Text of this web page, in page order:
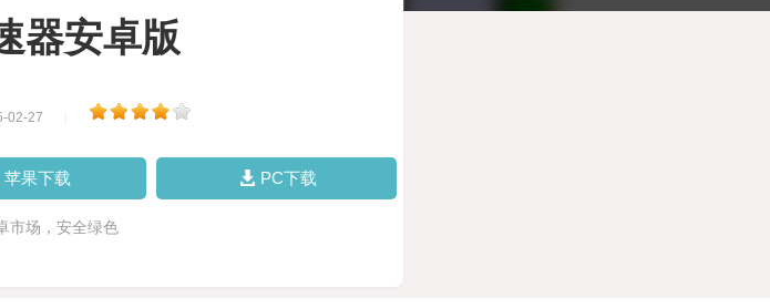
器安卓版
02-27
苹果下载 PC下载
市场，安全绿色